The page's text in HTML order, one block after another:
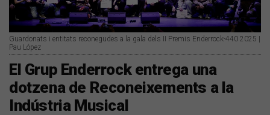
Guardonats i entitats reconegudes a la gala dels II Premis Enderrock-440 2025 |
Pau López
El Grup Enderrock entrega una
dotzena de Reconeixements a la
Indústria Musical